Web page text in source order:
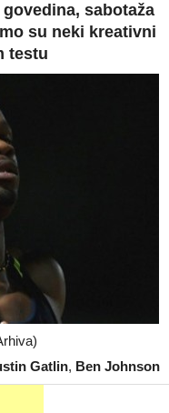
sabotaža
su neki kreativni
testu
Gatlin, Ben Johnson